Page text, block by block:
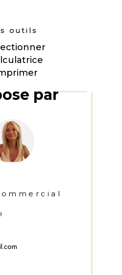
outils
vous est
par